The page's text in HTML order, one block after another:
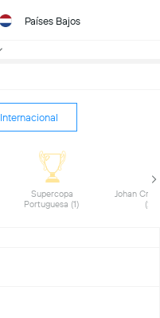
Países Bajos
Internacional
Supercopa
Portuguesa (1)
Johan